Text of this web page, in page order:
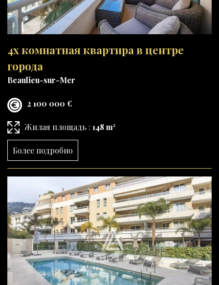
4х комнатная квартира в центре
города
Beaulieu-sur-Mer
2 100 000 €
Жилая площадь : 148 m²
Более подробно